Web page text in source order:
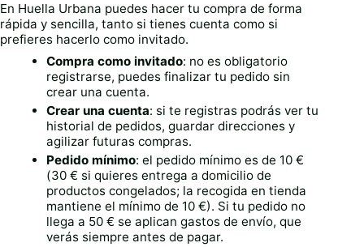
En Huella Urbana puedes hacer tu compra de forma
rápida y sencilla, tanto si tienes cuenta como si
prefieres hacerlo como invitado.
Compra como invitado: no es obligatorio
registrarse, puedes finalizar tu pedido sin
crear una cuenta.
Crear una cuenta: si te registras podrás ver tu
historial de pedidos, guardar direcciones y
agilizar futuras compras.
Pedido mínimo: el pedido mínimo es de 10 €
(30 € si quieres entrega a domicilio de
productos congelados; la recogida en tienda
mantiene el mínimo de 10 €). Si tu pedido no
llega a 50 € se aplican gastos de envío, que
verás siempre antes de pagar.